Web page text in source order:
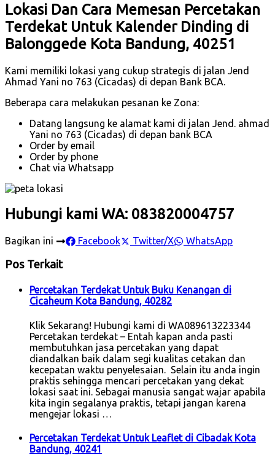
Lokasi Dan Cara Memesan Percetakan
Terdekat Untuk Kalender Dinding di
Balonggede Kota Bandung, 40251
Kami memiliki lokasi yang cukup strategis di jalan Jend
Ahmad Yani no 763 (Cicadas) di depan Bank BCA.
Beberapa cara melakukan pesanan ke Zona:
Datang langsung ke alamat kami di jalan Jend. ahmad
Yani no 763 (Cicadas) di depan bank BCA
Order by email
Order by phone
Chat via Whatsapp
Hubungi kami WA: 083820004757
Bagikan ini Facebook Twitter/X WhatsApp
Pos Terkait
Percetakan Terdekat Untuk Buku Kenangan di
Cicaheum Kota Bandung, 40282
Klik Sekarang! Hubungi kami di WA089613223344
Percetakan terdekat – Entah kapan anda pasti
membutuhkan jasa percetakan yang dapat
diandalkan baik dalam segi kualitas cetakan dan
kecepatan waktu penyelesaian. Selain itu anda ingin
praktis sehingga mencari percetakan yang dekat
lokasi saat ini. Sebagai manusia sangat wajar apabila
kita ingin segalanya praktis, tetapi jangan karena
mengejar lokasi …
Percetakan Terdekat Untuk Leaflet di Cibadak Kota
Bandung, 40241